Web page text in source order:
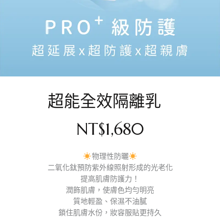
超能全效隔離乳
NT$1,680
物理性防曬
二氧化鈦預防紫外線照射形成的光老化
提高肌膚防護力！
潤飾肌膚，使膚色均勻明亮
質地輕盈、保濕不油膩
鎖住肌膚水份，妝容服貼更持久